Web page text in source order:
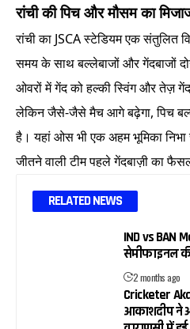
रांची की पिच और मौसम का
रांची का JSCA स्टेडियम एक संतुलित
समय के साथ बल्लेबाजों और गेंदबाजों
ओवरों में गेंद को हल्की स्विंग और तेज़
लेकिन जैसे-जैसे मैच आगे बढ़ेगा, पिच
है। यहां ओस भी एक अहम भूमिका
जीतने वाली टीम पहले गेंदबाज़ी का
RELATED NEWS
IND vs BAN
सेमीफाइनल
2 months ago
Cricketer
आकाशदीप ने